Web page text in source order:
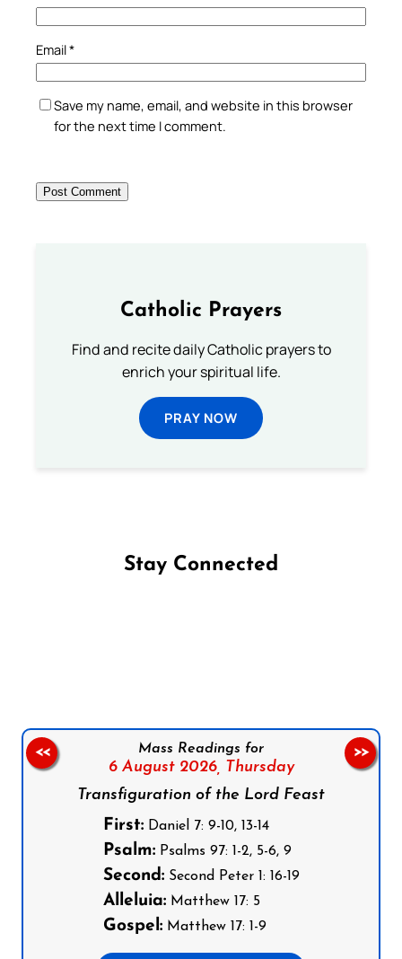
Email*
Save my name, email, and website in this browser
for the next time I comment.
Catholic Prayers
Find and recite daily Catholic prayers to
enrich your spiritual life.
PRAY NOW
Stay Connected
Mass Readings for
6 August 2026, Thursday
Transfiguration of the Lord Feast
First:Daniel 7: 9-10, 13-14
Psalm:Psalms 97: 1-2, 5-6, 9
Second:Second Peter 1: 16-19
Alleluia:Matthew 17: 5
Gospel:Matthew 17: 1-9
<< >>